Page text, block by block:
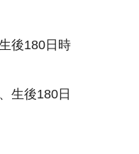
後180日時
生後180日